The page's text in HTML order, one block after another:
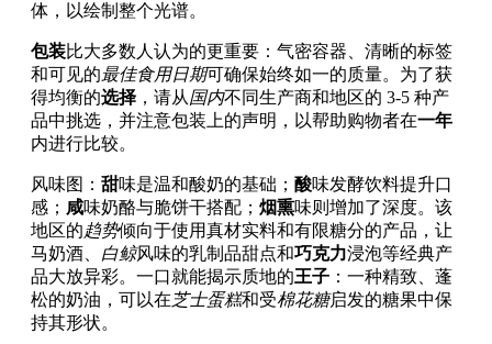
体，以绘制整个光谱。
包装比大多数人认为的更重要：气密容器、清晰的标签
和可见的最佳食用日期可确保始终如一的质量。为了获
得均衡的选择 ，请从国内不同生产商和地区的 3-5 种产
品中挑选，并注意包装上的声明，以帮助购物者在一年
内进行比较。
风味图： 甜味是温和酸奶的基础； 酸味发酵饮料提升口
感； 咸味奶酪与脆饼干搭配； 烟熏味则增加了深度。该
地区的趋势倾向于使用真材实料和有限糖分的产品，让
马奶酒、 白鲸风味的乳制品甜点和巧克力浸泡等经典产
品大放异彩。一口就能揭示质地的王子 ：一种精致、蓬
松的奶油，可以在芝士蛋糕和受棉花糖启发的糖果中保
持其形状。